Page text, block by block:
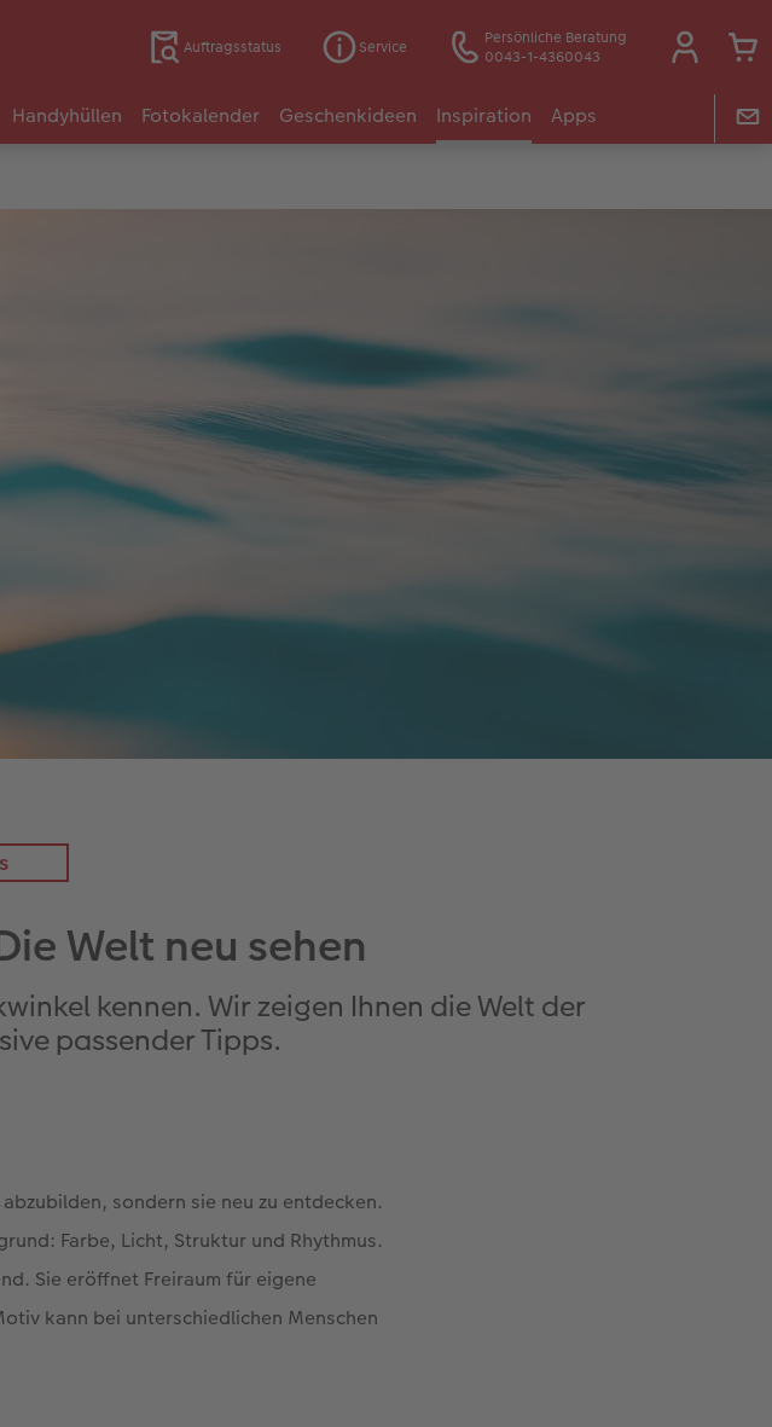
Auftragsstatus Service
Persönliche Beratung
0043-1-4360043
Handyhüllen Fotokalender Geschenkideen Inspiration Apps
Welt neu sehen
kennen. Wir zeigen Ihnen die Welt der
passender Tipps.
sondern sie neu zu entdecken.
Farbe, Licht, Struktur und Rhythmus.
Sie eröffnet Freiraum für eigene
kann bei unterschiedlichen Menschen